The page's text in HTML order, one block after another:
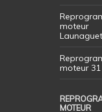
moteur
Launaguet
moteur 31
MOTEUR